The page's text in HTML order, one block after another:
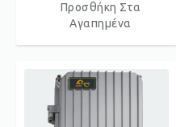
Προσθήκη Στα
Αγαπημένα